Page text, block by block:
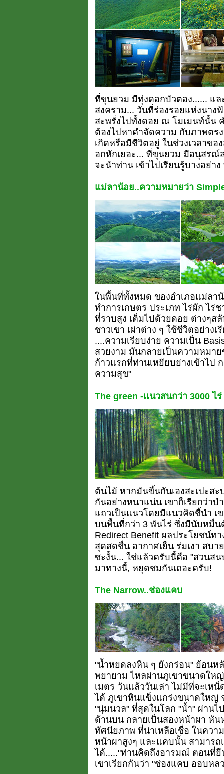
ที่ขุนยวม มีทุ่งดอกบัวตอง...... แ
สงคราม... วันที่ร่องรอยแห่งนา
สะพรั่งไปทั้งดอย ณ โมเมนท์นั้น
ต้องไปหาคำจัดความ กับภาพตร
เกิดหรือมีชีวิตอยู่ ในช่วงเวลาข
อกหักเยอะ... ที่ขุนยวม มีอนุสรณ์
จะนำท่าน เข้าไปเรียนรู้บางอย่า
แม่ลาน้อย..ความหมายว่า
ในพื้นที่ทั้งหมด ของอำเภอแม่ล
ทำการเกษตร ประเภท ไร่ผัก ไร่
ที่ราบสูง เต็มไปด้วยดอย ต่างๆ
ชาวเขา เผ่าต่าง ๆ ใช้ชีวิตอย่าง
....ความเรียบง่าย ความเป็น
สวยงาม มันกลายเป็นความหมาย
ก้าวแรกที่ท่านเหยียบย่างเข้าไป
ความสุข"
The green -แนวสนกว่า 3000 ไร่
ต้นไม้ หากมันขึ้นกันเองสะเปะส
กันอย่างหนาแน่น เขาก็เรียกว่า
แถวเป็นแนวโดยมีแนวคิดชี้นำ เ
บนพื้นที่กว่า 3 พันไร่ ซึ่งมีนับหมื่
Redirect Benefit ผลประโยชน์ท
สุดสดชื่น อากาศเย็น ร่มเงา สบ
ซะงั้น... ใช่แล้วครับนี้คือ "สวนส
มาทางนี้, หยุดชมกันเถอะครับ!
The Narrow..ช่องแคบ
"น้ำหยดลงหิน ๆ ยังกร่อน" ย้อนห
พยายาม ไหลผ่านภูเขาขนาดให
เมตร วันแล้ววันเล่า ไม่มีที่จะเห
ได้ ภูเขาหินแข็งแกร่งขนาดใหญ่
"นุ่มนวล" ที่สุดในโลก "น้ำ" ผ่านไ
ด้านบน กลายเป็นสองหน้าผา หั
ทัศนียภาพ ที่น่าเหลือเชื่อ ในควา
หน้าผาสูงๆ และแคบนั้น สามาร
ได้....."ท่านคิดถึงอารมณ์ ตอนที่
เขาเรียกกันว่า "ช่องแคบ ออบหล